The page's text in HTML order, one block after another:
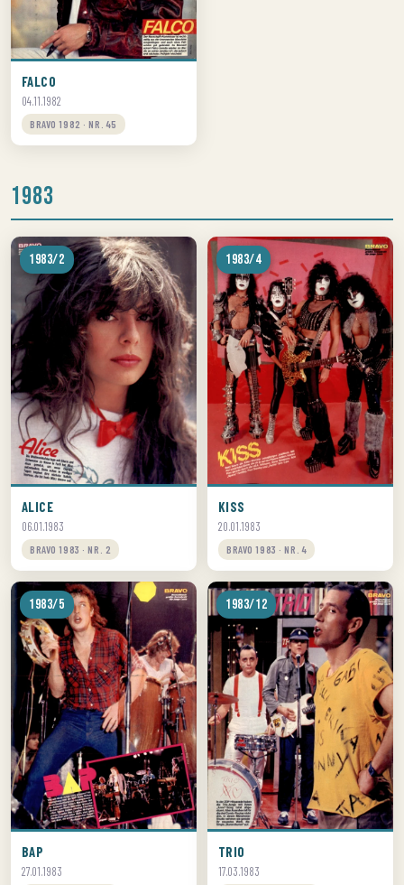
FALCO
04.11.1982
BRAVO 1982 · NR. 45
1983
1983/2
ALICE
06.01.1983
BRAVO 1983 · NR. 2
1983/4
KISS
20.01.1983
BRAVO 1983 · NR. 4
1983/5
BAP
27.01.1983
1983/12
TRIO
17.03.1983